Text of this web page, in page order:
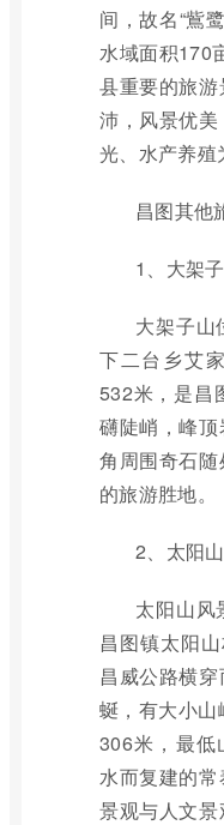
间，故名“鴜
水域面积170
县重要的旅
沛，风景优
光、水产养殖
昌图其他
1、大架
大架子山
下二台乡艾
532米，是昌
礴陡峭，峰
角周围奇石
的旅游胜地。
2、太阳
太阳山风
昌图镇太阳
昌威公路横
蜒，有大小
306米，最低
水而复建的
景观与人文景